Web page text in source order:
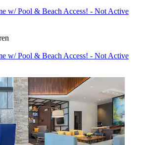
w/ Pool & Beach Access! - Not Active
w/ Pool & Beach Access! - Not Active